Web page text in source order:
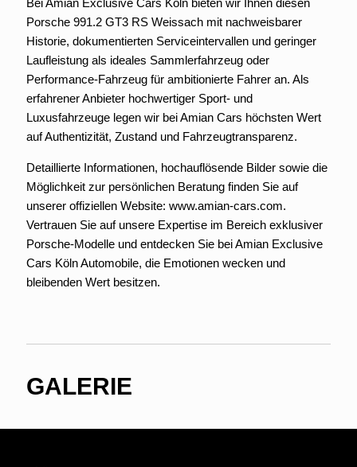
Bei Amian Exclusive Cars Köln bieten wir Ihnen diesen
Porsche 991.2 GT3 RS Weissach mit nachweisbarer
Historie, dokumentierten Serviceintervallen und geringer
Laufleistung als ideales Sammlerfahrzeug oder
Performance-Fahrzeug für ambitionierte Fahrer an. Als
erfahrener Anbieter hochwertiger Sport- und
Luxusfahrzeuge legen wir bei Amian Cars höchsten Wert
auf Authentizität, Zustand und Fahrzeugtransparenz.
Detaillierte Informationen, hochauflösende Bilder sowie die
Möglichkeit zur persönlichen Beratung finden Sie auf
unserer offiziellen Website: www.amian-cars.com.
Vertrauen Sie auf unsere Expertise im Bereich exklusiver
Porsche-Modelle und entdecken Sie bei Amian Exclusive
Cars Köln Automobile, die Emotionen wecken und
bleibenden Wert besitzen.
GALERIE